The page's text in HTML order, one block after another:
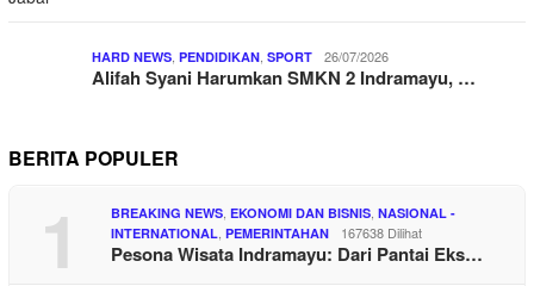
HARD NEWS PENDIDIKAN SPORT 26/07/2026
Alifah Syani Harumkan SMKN 2 Indramayu, …
BERITA POPULER
1 BREAKING NEWS EKONOMI DAN BISNIS NASIONAL -
INTERNATIONAL PEMERINTAHAN 167638 Dilihat
Pesona Wisata Indramayu: Dari Pantai Eks…